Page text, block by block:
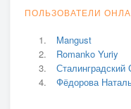
ПОЛЬЗОВАТЕЛИ
Mangust
Romanko Yuriy
Сталинградский
Фёдорова